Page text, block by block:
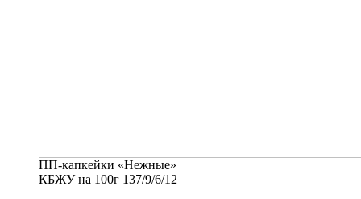
ПП-капкейки «Нежные»
КБЖУ на 100г 137/9/6/12